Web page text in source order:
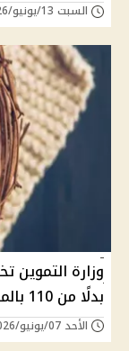
السبت 13/يونيو/2026 - 09:20 ص
بدلًا من 110 بالمنافذ
الأحد 07/يونيو/2026 - 12:40 م